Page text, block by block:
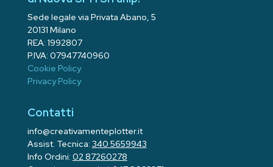
Sede legale via Privata Abano, 5
20131 Milano
REA: 1992807
P.IVA: 07947740960
Cookie Policy
Privacy Policy
Contatti
info@creativamenteplotter.it
Assist. Tecnica: 340 5659943
Info Ordini: 02 87260278